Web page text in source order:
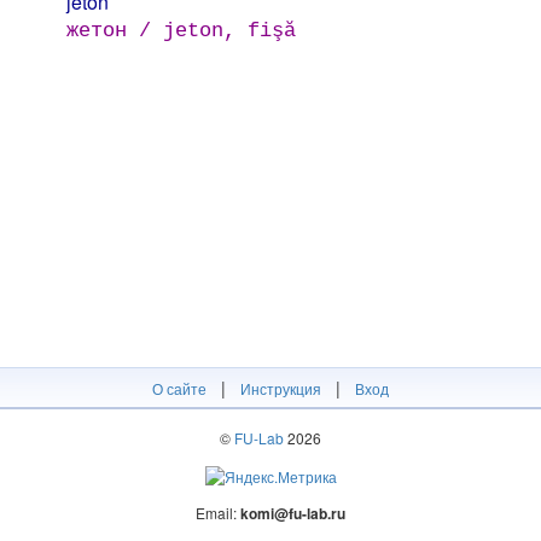
жетон / jeton, fişă
О сайте | Инструкция | Вход
© FU-Lab2026
Email:komi@fu-lab.ru